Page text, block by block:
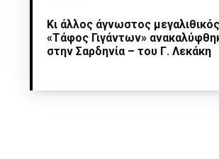
Κι άλλος άγνωστος μεγαλιθικός
«Τάφος Γιγάντων»
στην Σαρδηνία – του Γ. Λεκάκη